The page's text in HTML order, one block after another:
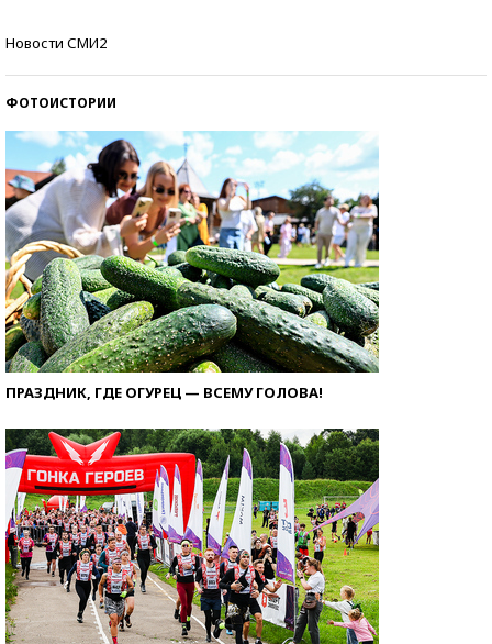
Новости СМИ2
ФОТОИСТОРИИ
ПРАЗДНИК, ГДЕ ОГУРЕЦ — ВСЕМУ ГОЛОВА!